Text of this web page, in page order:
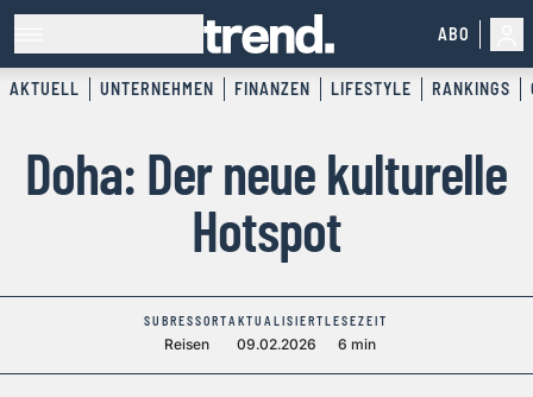
ABO
AKTUELL UNTERNEHMEN FINANZEN LIFESTYLE RANKINGS
Doha: Der neue kulturelle
Hotspot
SUBRESSORT
Reisen
AKTUALISIERT
09.02.2026
LESEZEIT
6 min